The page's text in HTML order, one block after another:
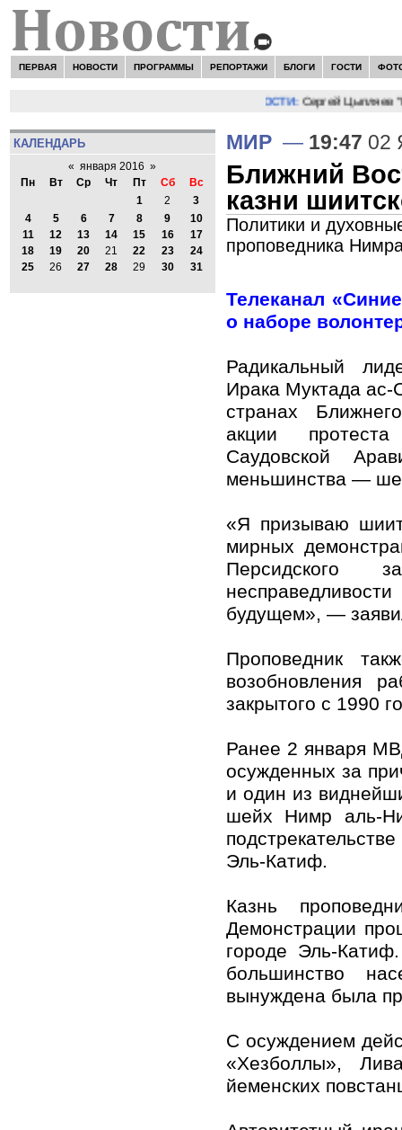
ПЕРВАЯ НОВОСТИ ПРОГРАММЫ РЕПОРТАЖИ БЛОГИ ГОСТИ
НОВОСТИ: Сергей Цыпляев
КАЛЕНДАРЬ
« января 2016 »
Пн
Вт Ср Чт Пт Сб
Вс
1
2
3
4
5 6 7 8 9
10
11
12 13 14 15 16
17
18
19 20 21 22 23
24
25
26 27 28 29 30 31
МИР — 19:47 02
Ближний
казни
Политики и
проповедника
Телеканал
о наборе
Радикальный
Ирака Муктада
странах
акции
Саудовской
меньшинства —
«Я призываю
мирных
Персидского
будущем», —
Проповедник
возобновления
закрытого с 1990
Ранее 2 января
осужденных за
и один из
шейх Нимр аль-
Эль-Катиф.
Казнь
Демонстрации
городе Эль-
большинство
вынуждена была
С осуждением
«Хезболлы»,
йеменских